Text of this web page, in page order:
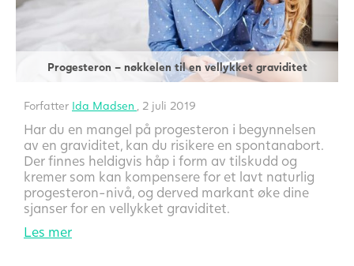
Progesteron – nøkkelen til en vellykket graviditet
Forfatter Ida Madsen , 2 juli 2019
Har du en mangel på progesteron i begynnelsen
av en graviditet, kan du risikere en spontanabort.
Der finnes heldigvis håp i form av tilskudd og
kremer som kan kompensere for et lavt naturlig
progesteron-nivå, og derved markant øke dine
sjanser for en vellykket graviditet.
Les mer